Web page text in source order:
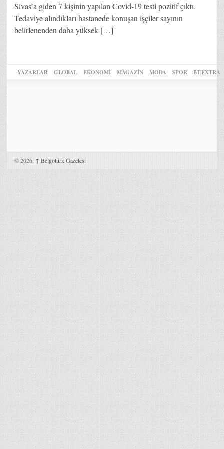
Sivas’a giden 7 kişinin yapılan Covid-19 testi pozitif çıktı.
Tedaviye alındıkları hastanede konuşan işçiler sayının
belirlenenden daha yüksek […]
YAZARLAR GLOBAL EKONOMİ MAGAZİN MODA SPOR BT|EXTRA
© 2026, ↑ Belgotürk Gazetesi